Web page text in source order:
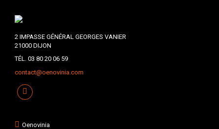
2 IMPASSE GÉNÉRAL GEORGES VANIER
21000 DIJON
TÉL. 03 80 20 06 59
contact@oenovinia.com
Oenovinia